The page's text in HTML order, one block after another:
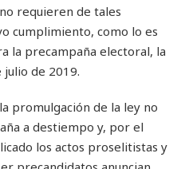
requieren de tales
cumplimiento, como lo es
la precampaña electoral, la
de 2019.
promulgación de la ley no
a destiempo y, por el
los actos proselitistas y